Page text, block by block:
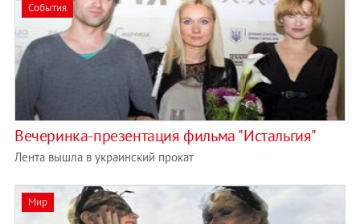
События
Вечеринка-презентация фильма "Истальгия"
Лента вышла в украинский прокат
Мир